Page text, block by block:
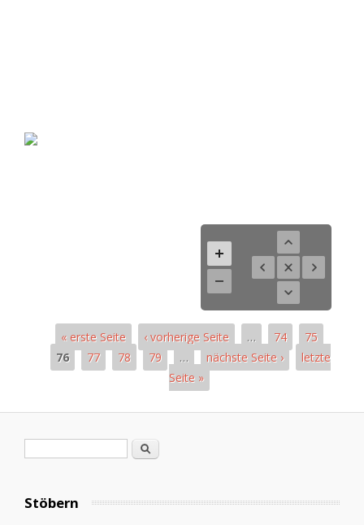
« erste Seite ‹ vorherige Seite … 74
75
76
77 78 79 … nächste Seite ›
letzte
Seite »
Suche
Stöbern